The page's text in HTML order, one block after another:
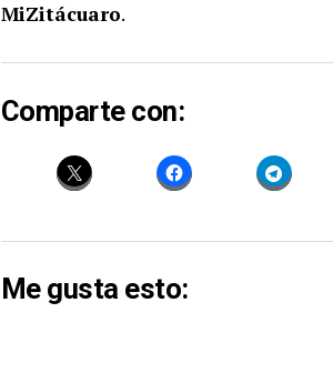
MiZitácuaro.
Comparte con:
Me gusta esto: